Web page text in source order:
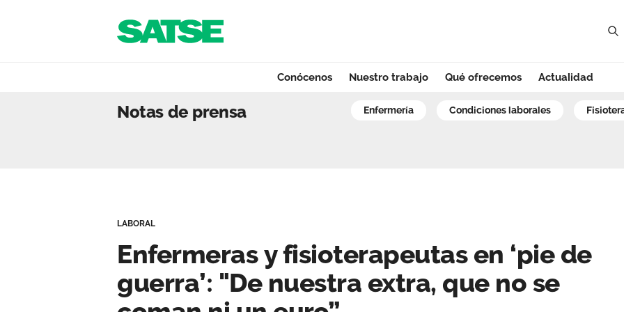
Navegación
Conócenos Nuestro trabajo Qué ofrecemos Actualidad
Qué ofrecemos
Actualidad
Enfermeras y fisioterapeutas en
Notas de prensa enfermería condiciones laborales
LABORAL
Enfermeras y fisioterapeutas en ‘pie de
guerra’: "De nuestra extra, que no se